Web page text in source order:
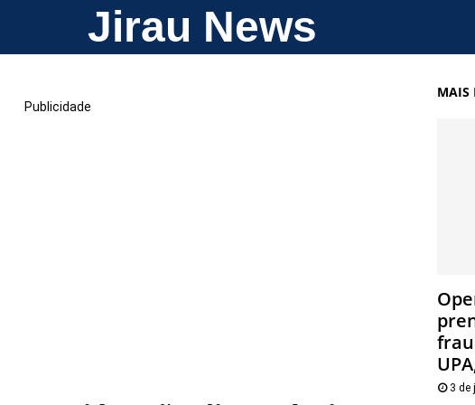
Jirau News
Publicidade
MAIS
3 de